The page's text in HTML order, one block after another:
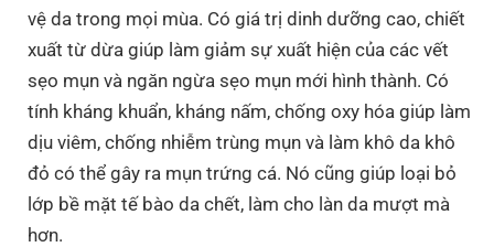
vệ da trong mọi mùa. Có giá trị dinh dưỡng cao, chiết
xuất từ ​​dừa giúp làm giảm sự xuất hiện của các vết
sẹo mụn và ngăn ngừa sẹo mụn mới hình thành. Có
tính kháng khuẩn, kháng nấm, chống oxy hóa giúp làm
dịu viêm, chống nhiễm trùng mụn và làm khô da khô
đỏ có thể gây ra mụn trứng cá. Nó cũng giúp loại bỏ
lớp bề mặt tế bào da chết, làm cho làn da mượt mà
hơn.